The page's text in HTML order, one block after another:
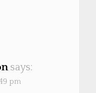
says:
pm